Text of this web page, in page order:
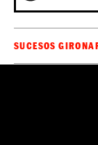
SUCESOS GIRONA